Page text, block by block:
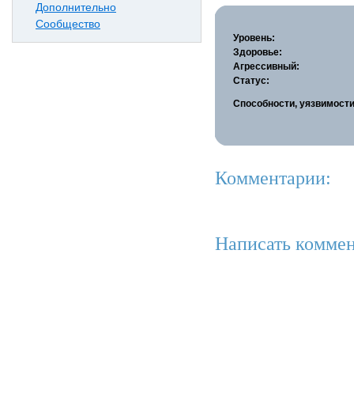
Дополнительно
Сообщество
Уровень:
Здоровье:
Агрессивный:
Статус:
Способности,
Комментарии:
Написать